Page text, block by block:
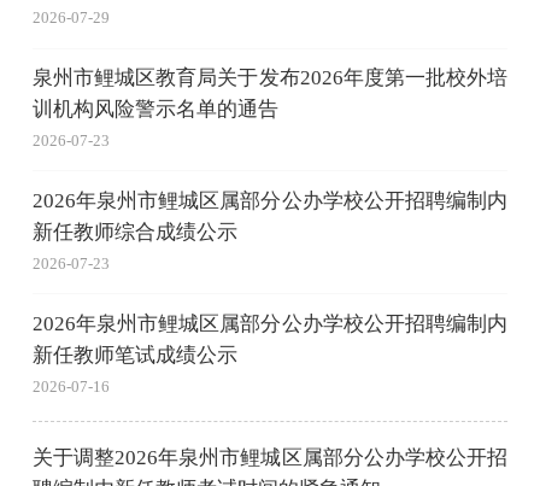
2026-07-29
泉州市鲤城区教育局关于发布2026年度第一批校外培
训机构风险警示名单的通告
2026-07-23
2026年泉州市鲤城区属部分公办学校公开招聘编制内
新任教师综合成绩公示
2026-07-23
2026年泉州市鲤城区属部分公办学校公开招聘编制内
新任教师笔试成绩公示
2026-07-16
关于调整2026年泉州市鲤城区属部分公办学校公开招